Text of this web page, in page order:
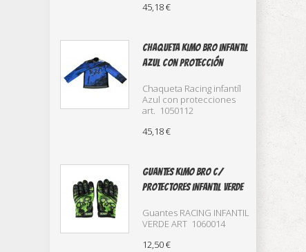
45,18 €
Chaqueta kimo bro infantil
azul con protección
Chaqueta Racing infantíl
Azul con protecciones
art. 1050112
45,18 €
Guantes kimo Bro c/
protectores infantil verde
Guantes RACING INFANTIL
VERDE ART 1060014
12,50 €